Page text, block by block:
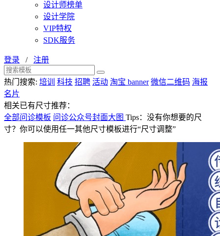
设计师榜单
设计学院
VIP特权
SDK服务
登录 / 注册
热门搜索: 培训 科技 招聘 活动 淘宝 banner 微信二维码 海报
名片
相关已有尺寸推荐：
全部问诊模板 问诊公众号封面大图 Tips：没有你想要的尺
寸？你可以使用任一其他尺寸模板进行“尺寸调整”